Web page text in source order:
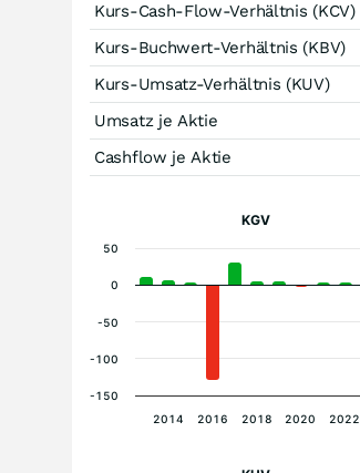
Kurs-Cash-Flow-Verhältnis (KCV)
Kurs-Buchwert-Verhältnis (KBV)
Kurs-Umsatz-Verhältnis (KUV)
Umsatz je Aktie
Cashflow je Aktie
KGV
2014 2016 2018 2020 2022
-150
-100
-50
0
50